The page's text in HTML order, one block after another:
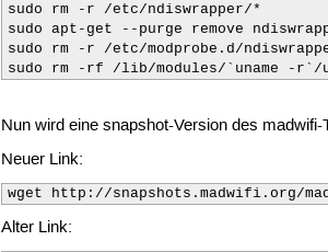
sudo rm -r /etc/ndiswrapper/*
sudo apt-get --purge remove
sudo rm -r /etc/modprobe.d/
sudo rm -rf /lib/modules/`uname -r`/
Nun wird eine snapshot-Version des
Neuer Link:
wget http://snapshots.madwifi.org/
Alter Link: